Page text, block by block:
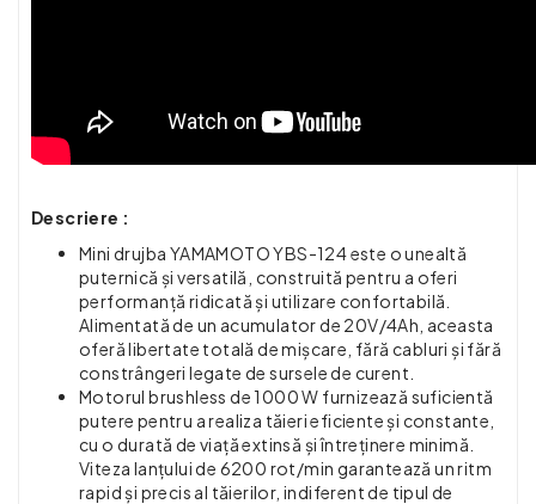
Descriere :
Mini drujba YAMAMOTO YBS-124 este o unealtă
puternică și versatilă, construită pentru a oferi
performanță ridicată și utilizare confortabilă.
Alimentată de un acumulator de 20V/4Ah, aceasta
oferă libertate totală de mișcare, fără cabluri și fără
constrângeri legate de sursele de curent.
Motorul brushless de 1000 W furnizează suficientă
putere pentru a realiza tăieri eficiente și constante,
cu o durată de viață extinsă și întreținere minimă.
Viteza lanțului de 6200 rot/min garantează un ritm
rapid și precis al tăierilor, indiferent de tipul de